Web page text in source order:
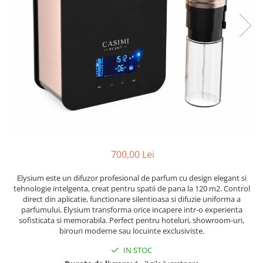
Cearceaf cu elastic
Cearceaf normal
Lenjerii De Pat Creponate
Lenjerii De Pat Bumbac Poplin 2
Persoane
Lenjerii De Pat Bumbac Poplin,
Matlasate, 2 Persoane
Lenjerii De Pat Bumbac Satinat 2
Lenjerii De Pat, Finet Premium 3D,
2 Persoane
Lenjerii De Pat Jacquard
Lenjerii De Pat Catifea
Lenjerii De Pat Cocolino
Artificiala De Iepure, 6 Piese, 2
700,00 Lei
Elysium este un difuzor profesional de parfum cu design elegant si
tehnologie intelgenta, creat pentru spatii de pana la 120 m2. Control
direct din aplicatie, functionare silentioasa si difuzie uniforma a
parfumului, Elysium transforma orice incapere intr-o experienta
sofisticata si memorabila. Perfect pentru hoteluri, showroom-uri,
birouri moderne sau locuinte exclusiviste.
IN STOC